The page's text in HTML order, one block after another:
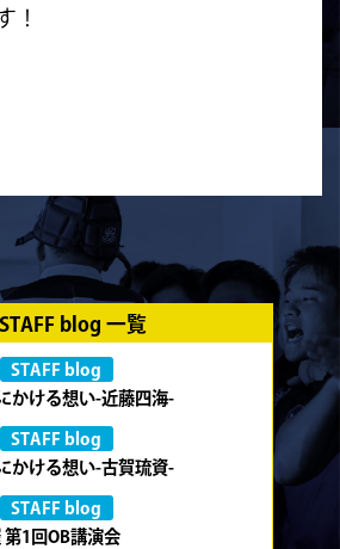
！
STAFF blog 一覧
STAFF blog
かける想い-近藤四海-
STAFF blog
かける想い-古賀琉資-
STAFF blog
第1回OB講演会